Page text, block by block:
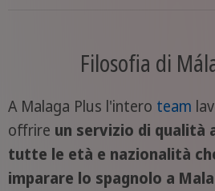
Filosofia di
A Malaga Plus l'intero team
offrire un servizio di qualità
tutte le età e nazionalità
imparare lo spagnolo a